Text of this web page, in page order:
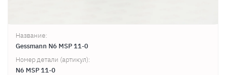
Название:
Gessmann N6 MSP 11-0
Номер детали (артикул):
N6 MSP 11-0